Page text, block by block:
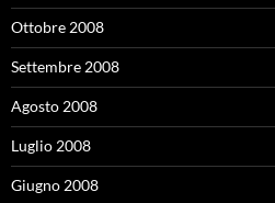
Ottobre 2008
Settembre 2008
Agosto 2008
Luglio 2008
Giugno 2008